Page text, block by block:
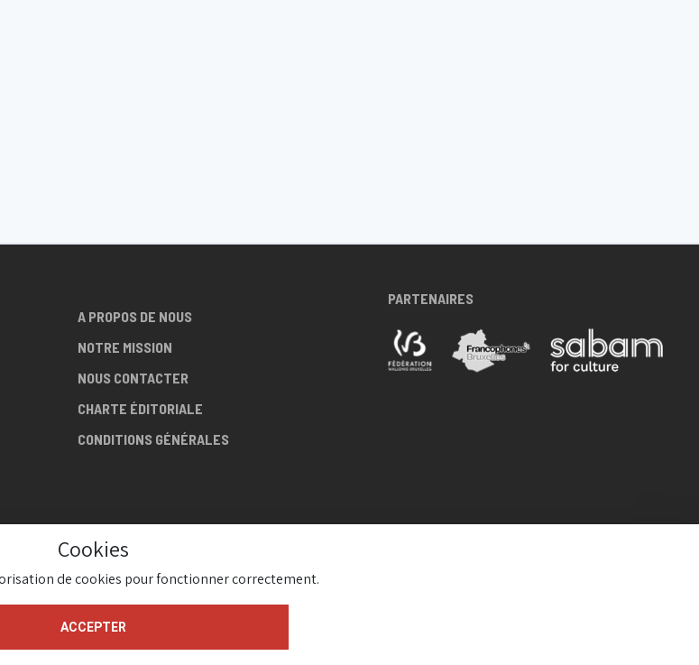
A PROPOS DE NOUS
NOTRE MISSION
NOUS CONTACTER
CHARTE ÉDITORIALE
CONDITIONS GÉNÉRALES
PARTENAIRES
Cookies
de cookies pour fonctionner correctement.
ACCEPTER